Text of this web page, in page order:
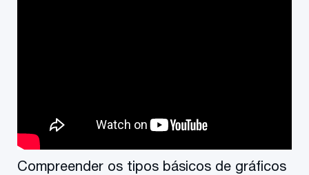
Compreender os tipos básicos de gráficos